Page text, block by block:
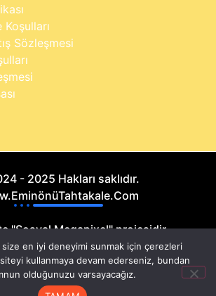
Sözleşmesi
- 2025 Hakları saklıdır.
"Sosyal Megapixel" projesidir.
en iyi deneyimi sunmak için çerezleri
kullanmaya devam ederseniz, bundan
olduğunuzu varsayacağız.